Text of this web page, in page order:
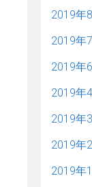
2019年
2019年
2019年
2019年
2019年
2019年
2019年